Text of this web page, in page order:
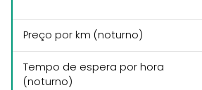
Preço por km (noturno)
Tempo de espera por hora
(noturno)